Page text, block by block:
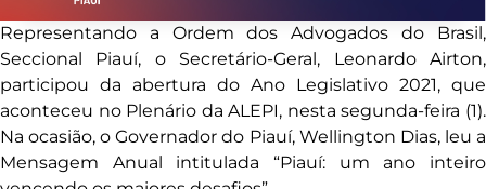
Representando a Ordem dos Advogados do Brasil,
Seccional Piauí, o Secretário-Geral, Leonardo Airton,
participou da abertura do Ano Legislativo 2021, que
aconteceu no Plenário da ALEPI, nesta segunda-feira (1).
Na ocasião, o Governador do Piauí, Wellington Dias, leu a
Mensagem Anual intitulada “Piauí: um ano inteiro